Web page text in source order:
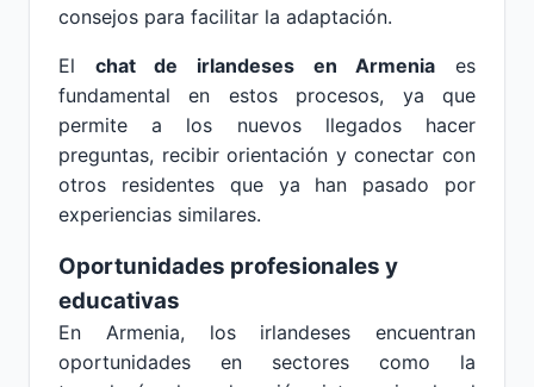
consejos para facilitar la adaptación.
El chat de irlandeses en Armenia es
fundamental en estos procesos, ya que
permite a los nuevos llegados hacer
preguntas, recibir orientación y conectar con
otros residentes que ya han pasado por
experiencias similares.
Oportunidades profesionales y
educativas
En Armenia, los irlandeses encuentran
oportunidades en sectores como la